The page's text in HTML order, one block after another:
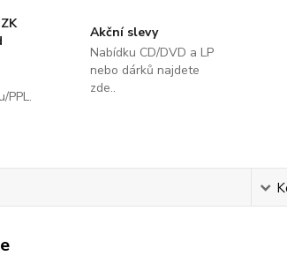
PPL.
Akční slevy
Nabídku CD/DVD a LP
nebo dárků najdete
zde..